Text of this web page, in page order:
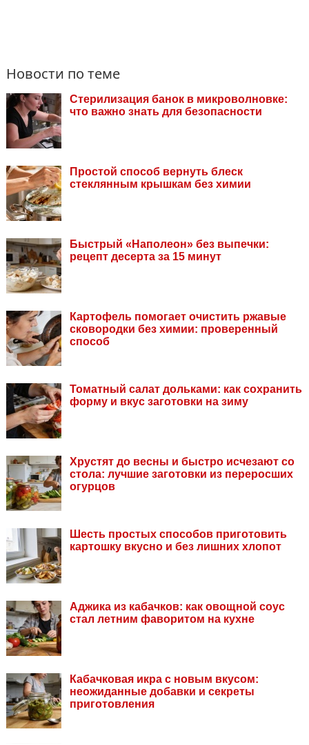
Новости по теме
Стерилизация банок в микроволновке:
что важно знать для безопасности
Простой способ вернуть блеск
стеклянным крышкам без химии
Быстрый «Наполеон» без выпечки:
рецепт десерта за 15 минут
Картофель помогает очистить ржавые
сковородки без химии: проверенный
способ
Томатный салат дольками: как сохранить
форму и вкус заготовки на зиму
Хрустят до весны и быстро исчезают со
стола: лучшие заготовки из переросших
огурцов
Шесть простых способов приготовить
картошку вкусно и без лишних хлопот
Аджика из кабачков: как овощной соус
стал летним фаворитом на кухне
Кабачковая икра с новым вкусом:
неожиданные добавки и секреты
приготовления